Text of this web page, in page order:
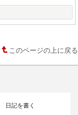
このページの上に戻る
日記を書く